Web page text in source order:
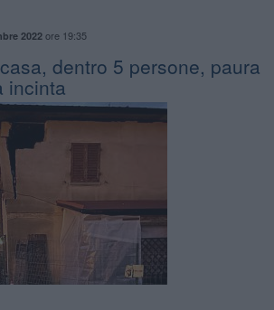
2022ore 19:35
dentro 5 persone, paura
incinta